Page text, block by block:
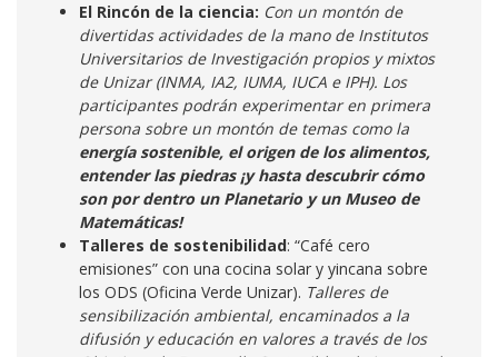
El Rincón de la ciencia: Con un montón de
divertidas actividades de la mano de Institutos
Universitarios de Investigación propios y mixtos
de Unizar (INMA, IA2, IUMA, IUCA e IPH). Los
participantes podrán experimentar en primera
persona sobre un montón de temas como la
energía sostenible, el origen de los alimentos,
entender las piedras ¡y hasta descubrir cómo
son por dentro un Planetario y un Museo de
Matemáticas!
Talleres de sostenibilidad: “Café cero
emisiones” con una cocina solar y yincana sobre
los ODS (Oficina Verde Unizar). Talleres de
sensibilización ambiental, encaminados a la
difusión y educación en valores a través de los